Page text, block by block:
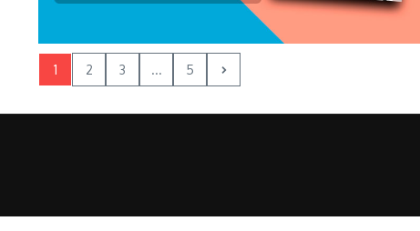
1 2 3 ... 5